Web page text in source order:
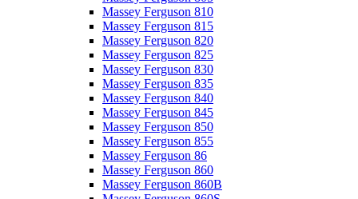
Massey Ferguson 810
Massey Ferguson 815
Massey Ferguson 820
Massey Ferguson 825
Massey Ferguson 830
Massey Ferguson 835
Massey Ferguson 840
Massey Ferguson 845
Massey Ferguson 850
Massey Ferguson 855
Massey Ferguson 86
Massey Ferguson 860
Massey Ferguson 860B